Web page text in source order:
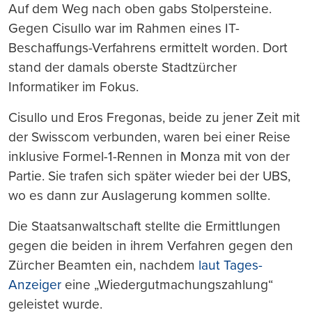
Auf dem Weg nach oben gabs Stolpersteine.
Gegen Cisullo war im Rahmen eines IT-
Beschaffungs-Verfahrens ermittelt worden. Dort
stand der damals oberste Stadtzürcher
Informatiker im Fokus.
Cisullo und Eros Fregonas, beide zu jener Zeit mit
der Swisscom verbunden, waren bei einer Reise
inklusive Formel-1-Rennen in Monza mit von der
Partie. Sie trafen sich später wieder bei der UBS,
wo es dann zur Auslagerung kommen sollte.
Die Staatsanwaltschaft stellte die Ermittlungen
gegen die beiden in ihrem Verfahren gegen den
Zürcher Beamten ein, nachdem laut Tages-
Anzeiger eine „Wiedergutmachungszahlung“
geleistet wurde.